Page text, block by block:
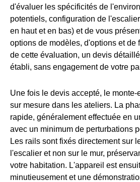
d'évaluer les spécificités de
potentiels, configuration de
en haut et en bas) et de vous
options de modèles, d'options et de
de cette évaluation, un devis
établi, sans engagement de votre
Une fois le devis accepté, le
sur mesure dans les ateliers. La
rapide, généralement effectuée en
avec un minimum de perturbations
Les rails sont fixés directement sur
l'escalier et non sur le mur,
votre habitation. L'appareil est
minutieusement et une